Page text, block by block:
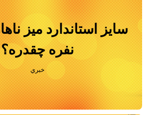
نفره چقدره؟
خبري